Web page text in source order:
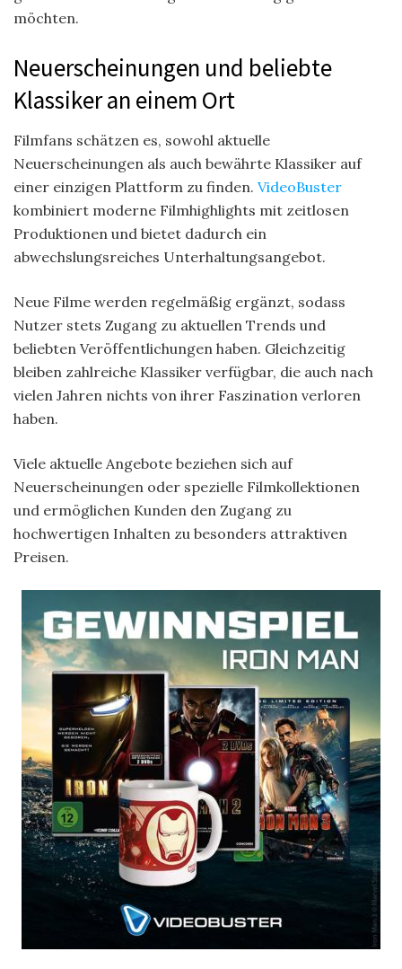
möchten.
Neuerscheinungen und beliebte
Klassiker an einem Ort
Filmfans schätzen es, sowohl aktuelle
Neuerscheinungen als auch bewährte Klassiker auf
einer einzigen Plattform zu finden. VideoBuster
kombiniert moderne Filmhighlights mit zeitlosen
Produktionen und bietet dadurch ein
abwechslungsreiches Unterhaltungsangebot.
Neue Filme werden regelmäßig ergänzt, sodass
Nutzer stets Zugang zu aktuellen Trends und
beliebten Veröffentlichungen haben. Gleichzeitig
bleiben zahlreiche Klassiker verfügbar, die auch nach
vielen Jahren nichts von ihrer Faszination verloren
haben.
Viele aktuelle Angebote beziehen sich auf
Neuerscheinungen oder spezielle Filmkollektionen
und ermöglichen Kunden den Zugang zu
hochwertigen Inhalten zu besonders attraktiven
Preisen.